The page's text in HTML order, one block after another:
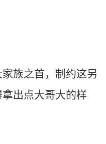
之首，制约这另
出点大哥大的样